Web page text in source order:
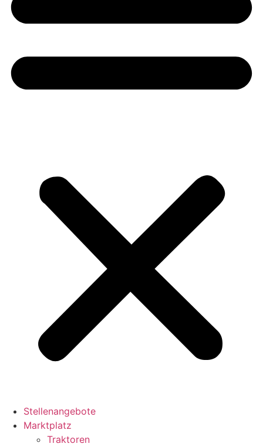
Stellenangebote
Marktplatz
Traktoren